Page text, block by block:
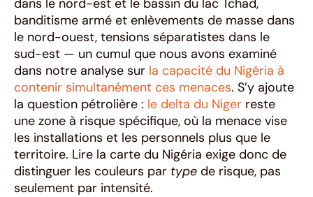
dans le nord-est et le bassin du lac Tchad,
banditisme armé et enlèvements de masse dans
le nord-ouest, tensions séparatistes dans le
sud-est — un cumul que nous avons examiné
dans notre analyse sur la capacité du Nigéria à
contenir simultanément ces menaces. S’y ajoute
la question pétrolière : le delta du Niger reste
une zone à risque spécifique, où la menace vise
les installations et les personnels plus que le
territoire. Lire la carte du Nigéria exige donc de
distinguer les couleurs par type de risque, pas
seulement par intensité.